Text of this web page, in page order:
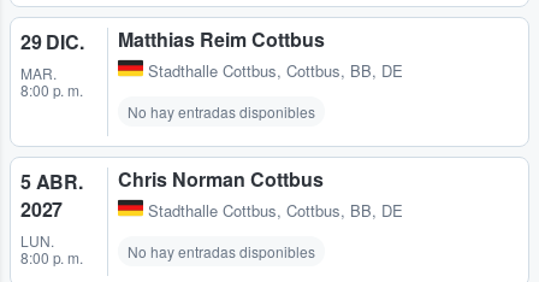
29 DIC.
MAR.
8:00 p. m.
Matthias Reim Cottbus
Stadthalle Cottbus, Cottbus, BB, DE
No hay entradas disponibles
5 ABR.
2027
LUN.
8:00 p. m.
Chris Norman Cottbus
Stadthalle Cottbus, Cottbus, BB, DE
No hay entradas disponibles